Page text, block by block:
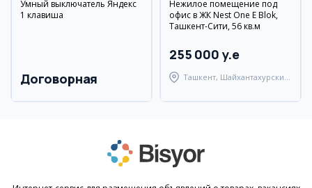
Умный выключатель Яндекс
1 клавиша
Договорная
Нежилое помещение под
офис в ЖК Nest One E Blok,
Ташкент-Сити, 56 кв.м
255 000 y.e
Ташкент, Шайхантахурский